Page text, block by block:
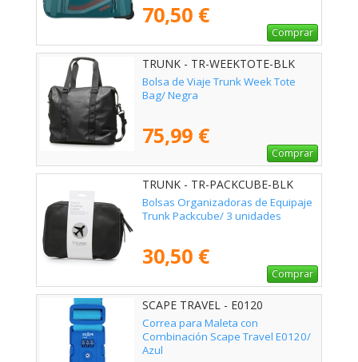
70,50 €
Comprar
TRUNK - TR-WEEKTOTE-BLK
Bolsa de Viaje Trunk Week Tote
Bag/ Negra
75,99 €
Comprar
TRUNK - TR-PACKCUBE-BLK
Bolsas Organizadoras de Equipaje
Trunk Packcube/ 3 unidades
30,50 €
Comprar
SCAPE TRAVEL - E0120
Correa para Maleta con
Combinación Scape Travel E0120/
Azul